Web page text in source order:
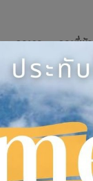
จองรถ จองที่พัก